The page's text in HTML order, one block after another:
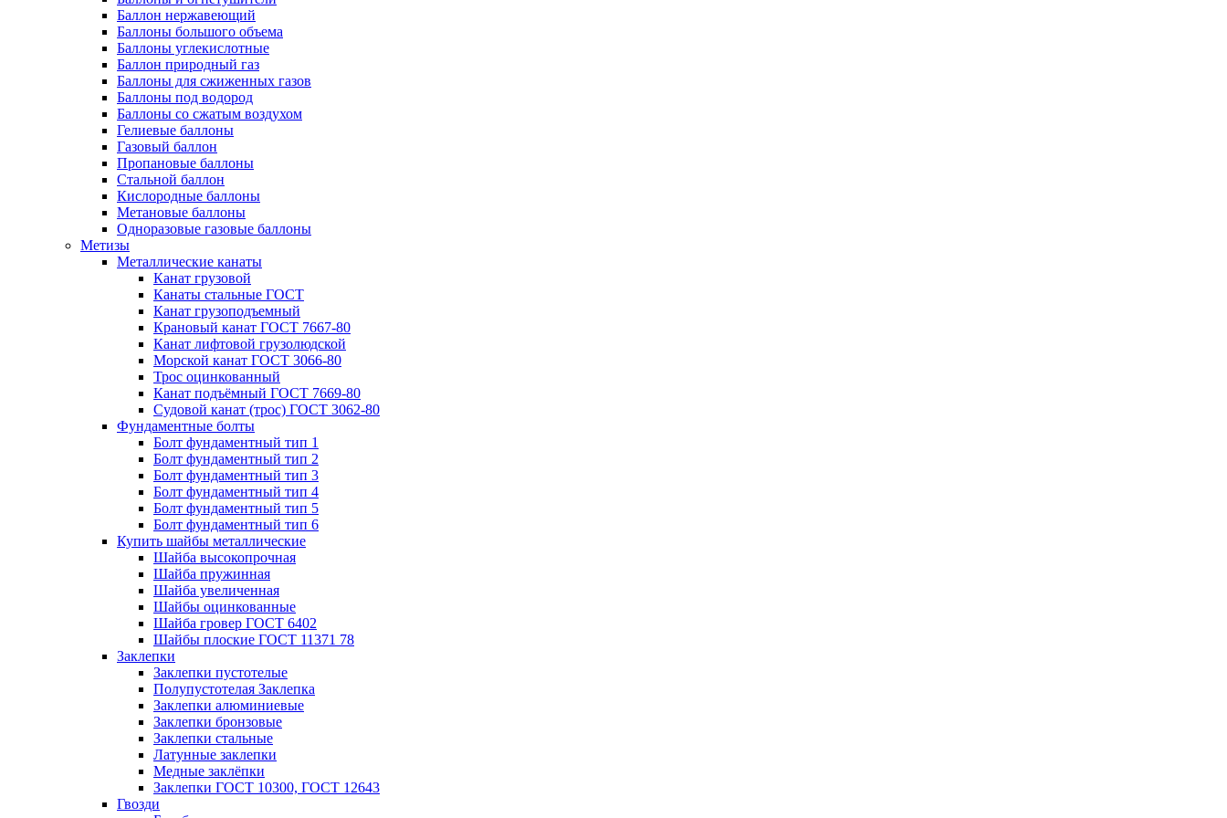
Баллон нержавеющий
Баллоны большого объема
Баллоны углекислотные
Баллон природный газ
Баллоны для сжиженных газов
Баллоны под водород
Баллоны со сжатым воздухом
Гелиевые баллоны
Газовый баллон
Пропановые баллоны
Стальной баллон
Кислородные баллоны
Метановые баллоны
Одноразовые газовые баллоны
Метизы
Металлические канаты
Канат грузовой
Канаты стальные ГОСТ
Канат грузоподъемный
Крановый канат ГОСТ 7667-80
Канат лифтовой грузолюдской
Морской канат ГОСТ 3066-80
Трос оцинкованный
Канат подъёмный ГОСТ 7669-80
Судовой канат (трос) ГОСТ 3062-80
Фундаментные болты
Болт фундаментный тип 1
Болт фундаментный тип 2
Болт фундаментный тип 3
Болт фундаментный тип 4
Болт фундаментный тип 5
Болт фундаментный тип 6
Купить шайбы металлические
Шайба высокопрочная
Шайба пружинная
Шайба увеличенная
Шайбы оцинкованные
Шайба гровер ГОСТ 6402
Шайбы плоские ГОСТ 11371 78
Заклепки
Заклепки пустотелые
Полупустотелая Заклепка
Заклепки алюминиевые
Заклепки бронзовые
Заклепки стальные
Латунные заклепки
Медные заклёпки
Заклепки ГОСТ 10300, ГОСТ 12643
Гвозди